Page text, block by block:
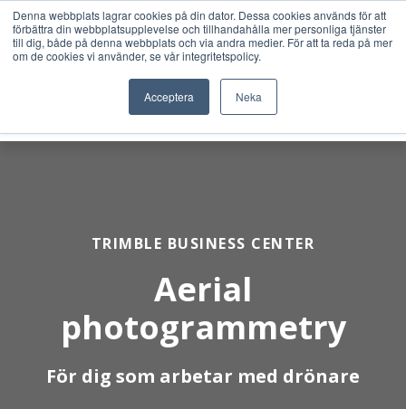
Denna webbplats lagrar cookies på din dator. Dessa cookies används för att
förbättra din webbplatsupplevelse och tillhandahålla mer personliga tjänster
till dig, både på denna webbplats och via andra medier. För att ta reda på mer
om de cookies vi använder, se vår integritetspolicy.
Acceptera Neka
TRIMBLE BUSINESS CENTER
Aerial
photogrammetry
För dig som arbetar med drönare